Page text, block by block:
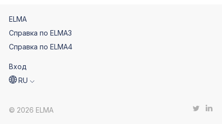
ELMA
Справка по ELMA3
Справка по ELMA4
Вход
RU
© 2026 ELMA